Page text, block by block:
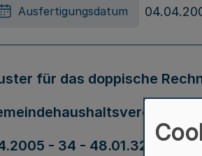
Ausfertigungsdatum
für das doppische
- 34 - 48.01.32.03 -